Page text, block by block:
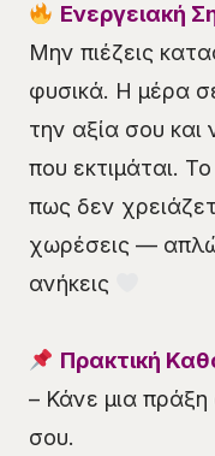
Ενεργειακή
Μην πιέζεις
φυσικά. Η μέρα
την αξία σου και
που εκτιμάται.
πως δεν
χωρέσεις —
ανήκεις
Πρακτική
– Κάνε μια
σου.